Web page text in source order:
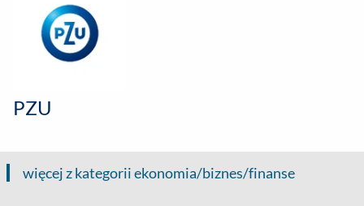
PZU
więcej z kategorii ekonomia/biznes/finanse